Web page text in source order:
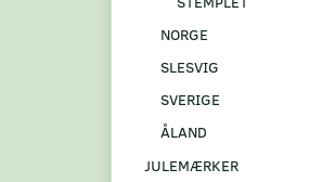
NORGE
SLESVIG
SVERIGE
ÅLAND
JULEMÆRKER